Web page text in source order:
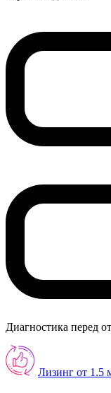
Диагностика перед
Лизинг от 1.5